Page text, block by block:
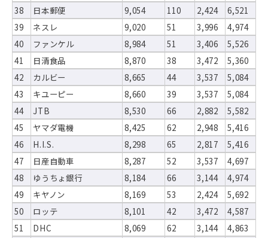
38
日本郵便 9,054 110 2,424
6,521
39
ネスレ 9,020 51 3,996
4,974
40
ファンケル 8,984 51 3,406
5,526
41
日清食品 8,870 38 3,472
5,360
42
カルビー 8,665 44 3,537
5,084
43
キユーピー 8,660 39 3,537
5,084
44
JTB 8,530 66 2,882
5,582
45
ヤマダ電機 8,425 62 2,948
5,416
46
H.I.S. 8,298 65 2,817
5,416
47
日産自動車 8,287 52 3,537
4,697
48
ゆうちょ銀行 8,184 66 3,144
4,974
49
キヤノン 8,169 53 2,424
5,692
50
ロッテ 8,101 42 3,472
4,587
51
DHC 8,069 62 3,144
4,863